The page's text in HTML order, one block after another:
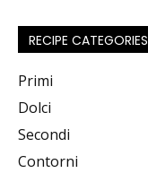
RECIPE CATEGORIES
Primi
Dolci
Secondi
Contorni